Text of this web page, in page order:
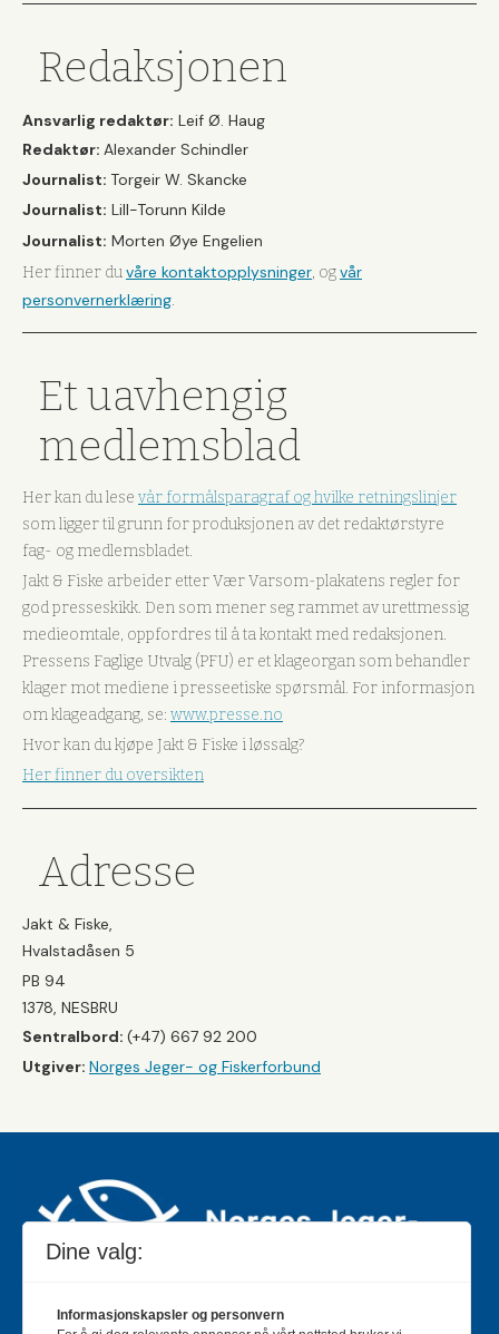
Redaksjonen
Ansvarlig redaktør: Leif Ø. Haug
Redaktør: Alexander Schindler
Journalist: Torgeir W. Skancke
Journalist: Lill-Torunn Kilde
Journalist: Morten Øye Engelien
Her finner duvåre kontaktopplysninger, ogvår
personvernerklæring.
Et uavhengig
medlemsblad
Her kan du lese vår formålsparagraf og hvilke retningslinjer
som ligger til grunn for produksjonen av det redaktørstyre
fag- og medlemsbladet.
Jakt & Fiske arbeider etter Vær Varsom-plakatens regler for
god presseskikk. Den som mener seg rammet av urettmessig
medieomtale, oppfordres til å ta kontakt med redaksjonen.
Pressens Faglige Utvalg (PFU) er et klageorgan som behandler
klager mot mediene i presseetiske spørsmål. For informasjon
om klageadgang, se: www.presse.no
Hvor kan du kjøpe Jakt & Fiske i løssalg?
Her finner du oversikten
Adresse
Jakt & Fiske,
Hvalstadåsen 5
PB 94
1378, NESBRU
Sentralbord: (+47) 667 92 200
Utgiver: Norges Jeger- og Fiskerforbund
Dine valg:
Informasjonskapsler og personvern